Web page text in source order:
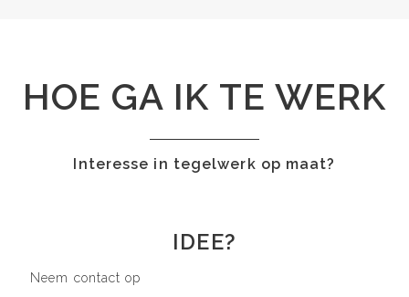
HOE GA IK TE WERK
Interesse in tegelwerk op maat?
IDEE?
Neem contact op